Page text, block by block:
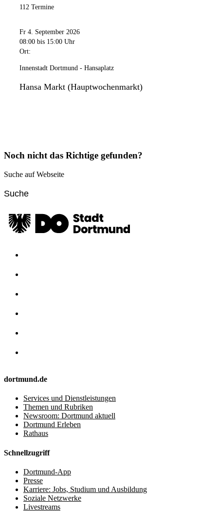
112 Termine
Fr 4. September 2026
08:00 bis 15:00 Uhr
Ort:
Innenstadt Dortmund - Hansaplatz
Hansa Markt (Hauptwochenmarkt)
Noch nicht das Richtige gefunden?
Suche auf Webseite
dortmund.de
Services und Dienstleistungen
Themen und Rubriken
Newsroom: Dortmund aktuell
Dortmund Erleben
Rathaus
Schnellzugriff
Dortmund-App
Presse
Karriere: Jobs, Studium und Ausbildung
Soziale Netzwerke
Livestreams